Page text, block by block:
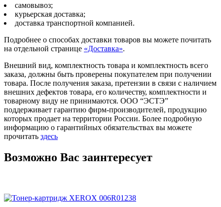
самовывоз;
курьерская доставка;
доставка транспортной компанией.
Подробнее о способах доставки товаров вы можете почитать
на отдельной странице «Доставка».
Внешний вид, комплектность товара и комплектность всего
заказа, должны быть проверены покупателем при получении
товара. После получения заказа, претензии в связи с наличием
внешних дефектов товара, его количеству, комплектности и
товарному виду не принимаются. ООО “ЭСТЭ”
поддерживает гарантию фирм-производителей, продукцию
которых продает на территории России. Более подробную
информацию о гарантийных обязательствах вы можете
прочитать здесь
Возможно Вас заинтересует